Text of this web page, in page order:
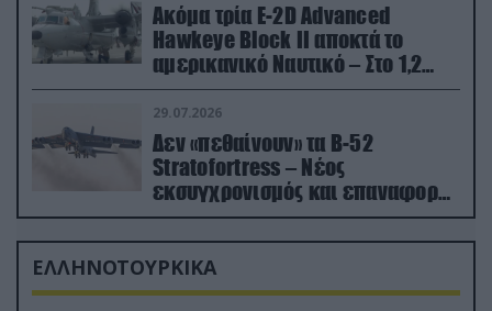
Ακόμα τρία E-2D Advanced
Hawkeye Block II αποκτά το
αμερικανικό Ναυτικό – Στο 1,2
δισ.δολάρια το κόστος
29.07.2026
Δεν «πεθαίνουν» τα Β-52
Stratofortress – Νέος
εκσυγχρονισμός και επαναφορά
από τα «νεκροταφεία»
ΕΛΛΗΝΟΤΟΥΡΚΙΚΑ